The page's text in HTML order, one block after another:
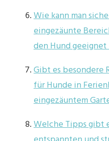
Wie kann man
eingezäunte
den Hund geeignet
Gibt es besondere
für Hunde in
eingezäuntem
Welche Tipps gibt